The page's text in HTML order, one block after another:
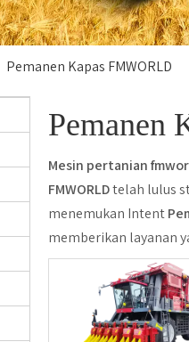
Pemanen Kapas FMWORLD
Pemanen
Mesin pertanian
FMWORLDtelah lulus
menemukan Intent
memberikan layanan